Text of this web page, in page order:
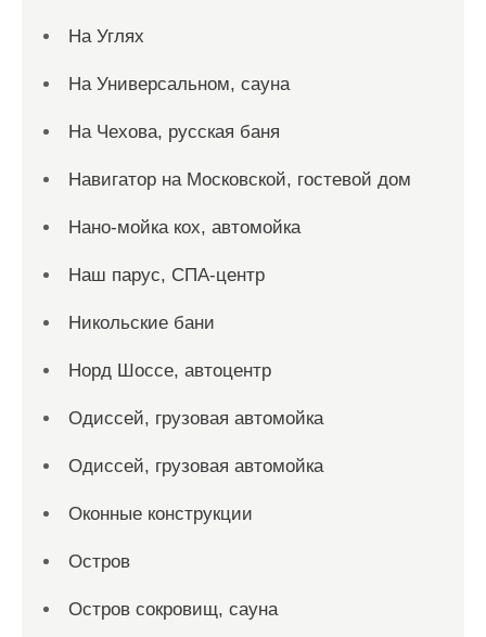
На Углях
На Универсальном, сауна
На Чехова, русская баня
Навигатор на Московской, гостевой дом
Нано-мойка кох, автомойка
Наш парус, СПА-центр
Никольские бани
Норд Шоссе, автоцентр
Одиссей, грузовая автомойка
Одиссей, грузовая автомойка
Оконные конструкции
Остров
Остров сокровищ, сауна